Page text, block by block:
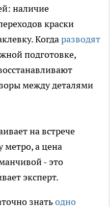
наличие
краски
Когдаразводят
подготовке,
между деталями
на встрече
метро, а цена
- это
эксперт.
знатьодно